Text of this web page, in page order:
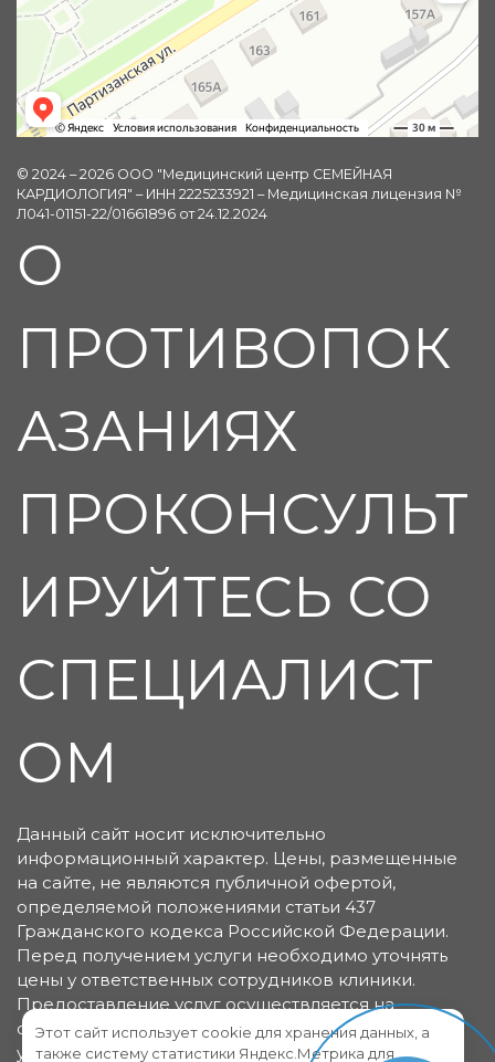
© 2024 – 2026 ООО "Медицинский центр СЕМЕЙНАЯ
КАРДИОЛОГИЯ" – ИНН 2225233921 – Медицинская лицензия №
Л041-01151-22/01661896 от 24.12.2024
О
ПРОТИВОПОК
АЗАНИЯХ
ПРОКОНСУЛЬТ
ИРУЙТЕСЬ СО
СПЕЦИАЛИСТ
ОМ
Данный сайт носит исключительно
информационный характер. Цены, размещенные
на сайте, не являются публичной офертой,
определяемой положениями статьи 437
Гражданского кодекса Российской Федерации.
Перед получением услуги необходимо уточнять
цены у ответственных сотрудников клиники.
Предоставление услуг осуществляется на
основании договора об оказании медицинских
услуг.
Этот сайт использует cookie для хранения данных, а
также систему статистики Яндекс.Метрика для